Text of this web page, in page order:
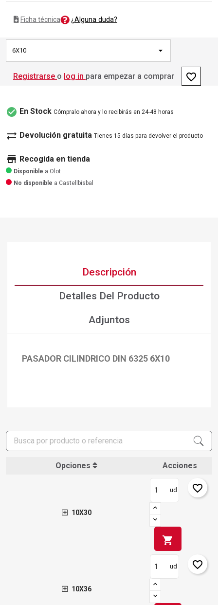
Ficha técnica ¿Alguna duda?
6X10
Registrarse o log in para empezar a comprar favorite_border
check_circle En Stock Cómpralo ahora y lo recibirás en 24-48 horas
sync_alt Devolución gratuita Tienes 15 días para devolver el producto
store Recogida en tienda
Disponible a Olot
No disponible a Castellbisbal
Descripción
Detalles Del Producto
Adjuntos
PASADOR CILINDRICO DIN 6325 6X10
Opciones Acciones
10X30
ud
shopping_cart
favorite_border
10X36
ud favorite_border